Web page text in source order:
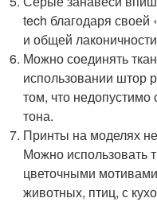
tech благодаря своей
и общей
Можно соединять
использовании штор
том, что
тона.
Принты на моделях
Можно использовать
цветочными
животных, птиц, с